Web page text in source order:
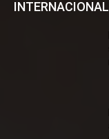
INTERNACIONAL